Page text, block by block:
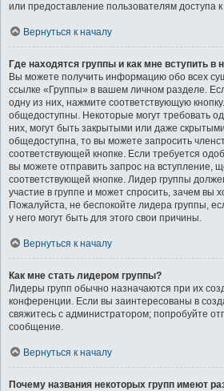
или предоставление пользователям доступа
Вернуться к началу
Где находятся группы и как мне вступить в
Вы можете получить информацию обо всех
ссылке «Группы» в вашем личном разделе.
одну из них, нажмите соответствующую
общедоступны. Некоторые могут требовать
них, могут быть закрытыми или даже
общедоступна, то вы можете запросить
соответствующей кнопке. Если требуется
вы можете отправить запрос на вступление,
соответствующей кнопке. Лидер группы
участие в группе и может спросить, зачем вы
Пожалуйста, не беспокойте лидера группы,
у него могут быть для этого свои причины.
Вернуться к началу
Как мне стать лидером группы?
Лидеры групп обычно назначаются при их
конференции. Если вы заинтересованы в
свяжитесь с администратором; попробуйте
сообщение.
Вернуться к началу
Почему названия некоторых групп имеют